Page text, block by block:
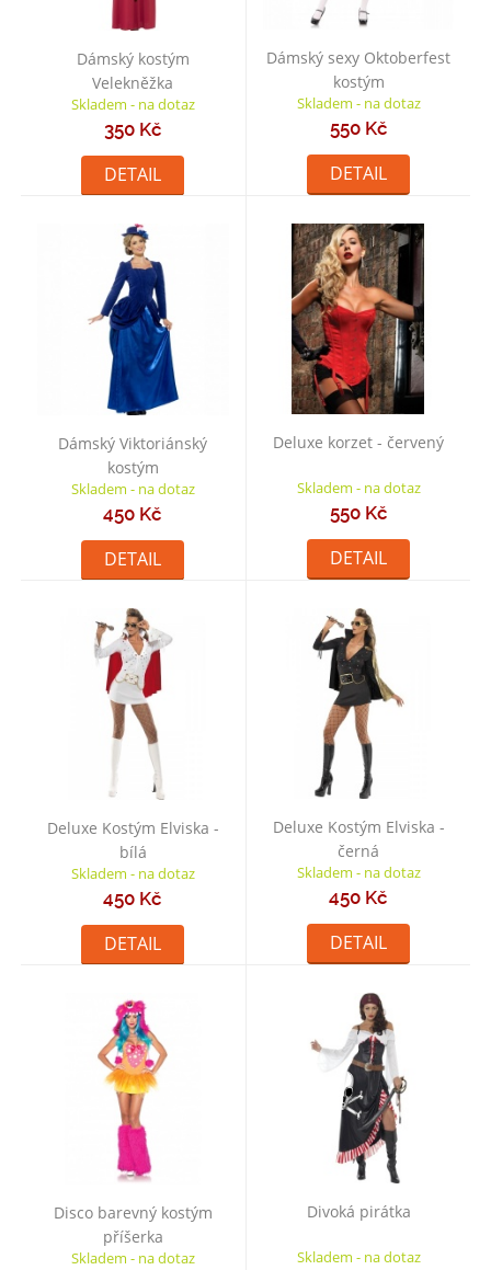
Dámský kostým
Velekněžka
Skladem - na dotaz
350 Kč
DETAIL
Dámský sexy Oktoberfest
kostým
Skladem - na dotaz
550 Kč
DETAIL
Dámský Viktoriánský
kostým
Skladem - na dotaz
450 Kč
DETAIL
Deluxe korzet - červený
Skladem - na dotaz
550 Kč
DETAIL
Deluxe Kostým Elviska -
bílá
Skladem - na dotaz
450 Kč
DETAIL
Deluxe Kostým Elviska -
černá
Skladem - na dotaz
450 Kč
DETAIL
Disco barevný kostým
příšerka
Skladem - na dotaz
Divoká pirátka
Skladem - na dotaz